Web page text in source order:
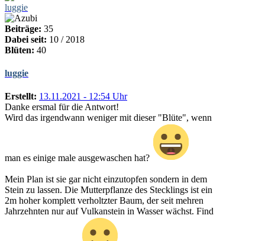
luggie
Beiträge: 35
Dabei seit: 10 / 2018
Blüten: 40
luggie
Erstellt: 13.11.2021 - 12:54 Uhr
Danke ersmal für die Antwort!
Wird das irgendwann weniger mit dieser "Blüte", wenn
man es einige male ausgewaschen hat?
Mein Plan ist sie gar nicht einzutopfen sondern in dem
Stein zu lassen. Die Mutterpflanze des Stecklings ist ein
2m hoher komplett verholtzter Baum, der seit mehren
Jahrzehnten nur auf Vulkanstein in Wasser wächst. Find